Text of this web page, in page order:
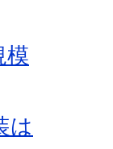
模
は